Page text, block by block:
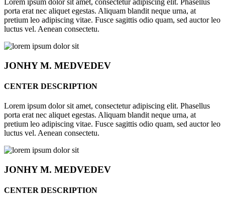
Lorem ipsum dolor sit amet, consectetur adipiscing elit. Phasellus
porta erat nec aliquet egestas. Aliquam blandit neque urna, at
pretium leo adipiscing vitae. Fusce sagittis odio quam, sed auctor leo
luctus vel. Aenean consectetu.
JONHYM. MEDVEDEV
CENTER DESCRIPTION
Lorem ipsum dolor sit amet, consectetur adipiscing elit. Phasellus
porta erat nec aliquet egestas. Aliquam blandit neque urna, at
pretium leo adipiscing vitae. Fusce sagittis odio quam, sed auctor leo
luctus vel. Aenean consectetu.
JONHYM. MEDVEDEV
CENTER DESCRIPTION